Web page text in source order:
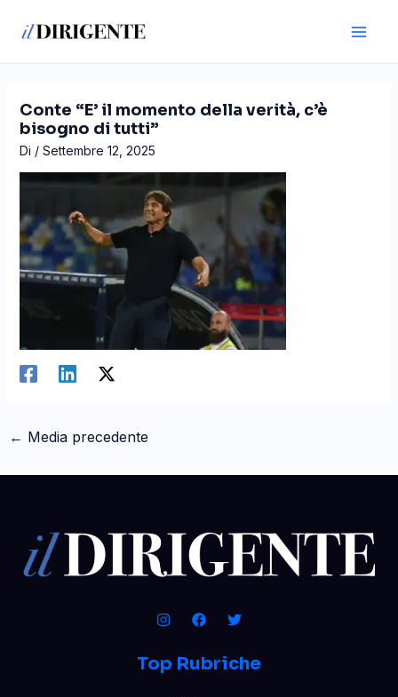
Conte “E’ il momento della verità, c’è
bisogno di tutti”
Di / Settembre 12, 2025
articoli
← Media precedente
Top Rubriche